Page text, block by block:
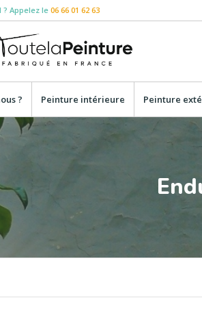
? Appelez le 06 66 01 62 63
? Peinture intérieure Peinture